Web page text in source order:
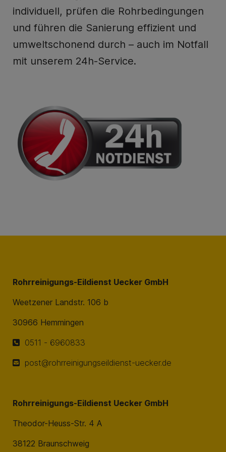
individuell, prüfen die Rohrbedingungen
und führen die Sanierung effizient und
umweltschonend durch – auch im Notfall
mit unserem 24h-Service.
Rohrreinigungs-Eildienst Uecker GmbH
Weetzener Landstr. 106 b
30966 Hemmingen
0511 - 6960833
post@rohrreinigungseildienst-uecker.de
Rohrreinigungs-Eildienst Uecker GmbH
Theodor-Heuss-Str. 4 A
38122 Braunschweig